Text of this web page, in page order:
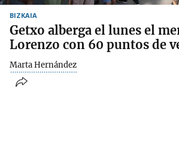
BIZKAIA
Getxo alberga el lunes el
Lorenzo con 60 puntos de
Marta Hernández